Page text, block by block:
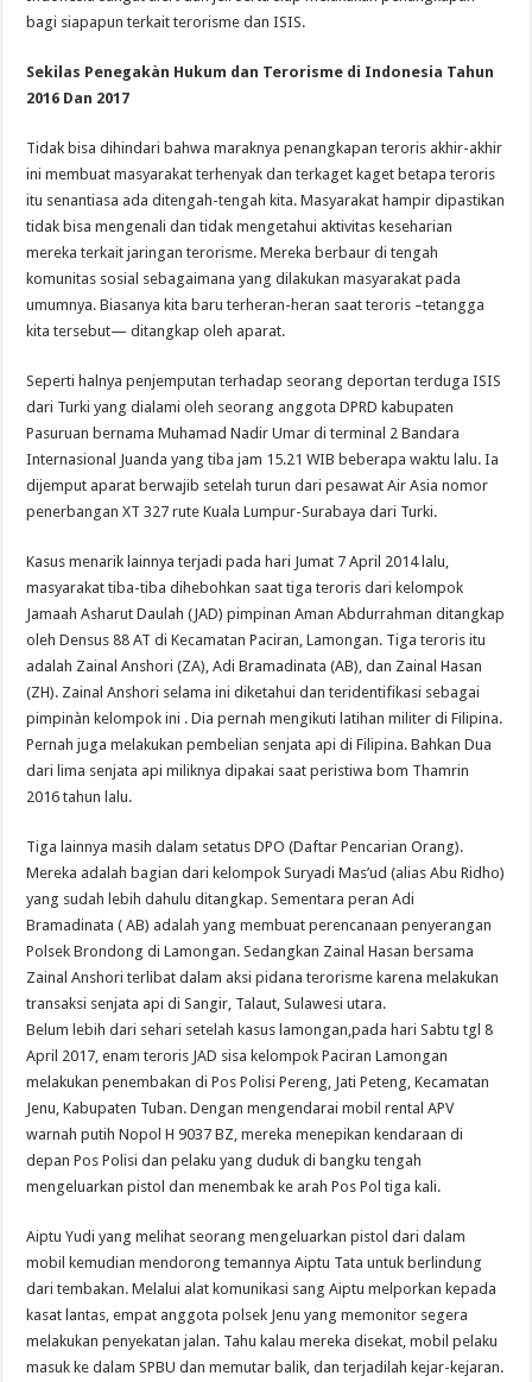
bagi siapapun terkait terorisme dan ISIS.
Sekilas Penegakàn Hukum dan Terorisme di Indonesia Tahun
2016 Dan 2017
Tidak bisa dihindari bahwa maraknya penangkapan teroris akhir-akhir
ini membuat masyarakat terhenyak dan terkaget kaget betapa teroris
itu senantiasa ada ditengah-tengah kita. Masyarakat hampir dipastikan
tidak bisa mengenali dan tidak mengetahui aktivitas keseharian
mereka terkait jaringan terorisme. Mereka berbaur di tengah
komunitas sosial sebagaimana yang dilakukan masyarakat pada
umumnya. Biasanya kita baru terheran-heran saat teroris –tetangga
kita tersebut— ditangkap oleh aparat.
Seperti halnya penjemputan terhadap seorang deportan terduga ISIS
dari Turki yang dialami oleh seorang anggota DPRD kabupaten
Pasuruan bernama Muhamad Nadir Umar di terminal 2 Bandara
Internasional Juanda yang tiba jam 15.21 WIB beberapa waktu lalu. Ia
dijemput aparat berwajib setelah turun dari pesawat Air Asia nomor
penerbangan XT 327 rute Kuala Lumpur-Surabaya dari Turki.
Kasus menarik lainnya terjadi pada hari Jumat 7 April 2014 lalu,
masyarakat tiba-tiba dihebohkan saat tiga teroris dari kelompok
Jamaah Asharut Daulah (JAD) pimpinan Aman Abdurrahman ditangkap
oleh Densus 88 AT di Kecamatan Paciran, Lamongan. Tiga teroris itu
adalah Zainal Anshori (ZA), Adi Bramadinata (AB), dan Zainal Hasan
(ZH). Zainal Anshori selama ini diketahui dan teridentifikasi sebagai
pimpinàn kelompok ini . Dia pernah mengikuti latihan militer di Filipina.
Pernah juga melakukan pembelian senjata api di Filipina. Bahkan Dua
dari lima senjata api miliknya dipakai saat peristiwa bom Thamrin
2016 tahun lalu.
Tiga lainnya masih dalam setatus DPO (Daftar Pencarian Orang).
Mereka adalah bagian dari kelompok Suryadi Mas’ud (alias Abu Ridho)
yang sudah lebih dahulu ditangkap. Sementara peran Adi
Bramadinata ( AB) adalah yang membuat perencanaan penyerangan
Polsek Brondong di Lamongan. Sedangkan Zainal Hasan bersama
Zainal Anshori terlibat dalam aksi pidana terorisme karena melakukan
transaksi senjata api di Sangir, Talaut, Sulawesi utara.
Belum lebih dari sehari setelah kasus lamongan,pada hari Sabtu tgl 8
April 2017, enam teroris JAD sisa kelompok Paciran Lamongan
melakukan penembakan di Pos Polisi Pereng, Jati Peteng, Kecamatan
Jenu, Kabupaten Tuban. Dengan mengendarai mobil rental APV
warnah putih Nopol H 9037 BZ, mereka menepikan kendaraan di
depan Pos Polisi dan pelaku yang duduk di bangku tengah
mengeluarkan pistol dan menembak ke arah Pos Pol tiga kali.
Aiptu Yudi yang melihat seorang mengeluarkan pistol dari dalam
mobil kemudian mendorong temannya Aiptu Tata untuk berlindung
dari tembakan. Melalui alat komunikasi sang Aiptu melporkan kepada
kasat lantas, empat anggota polsek Jenu yang memonitor segera
melakukan penyekatan jalan. Tahu kalau mereka disekat, mobil pelaku
masuk ke dalam SPBU dan memutar balik, dan terjadilah kejar-kejaran.